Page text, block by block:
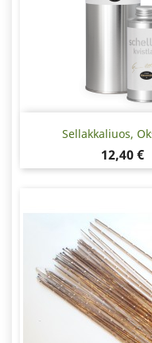
Sellakkaliuos,
Hinta
12,40 €